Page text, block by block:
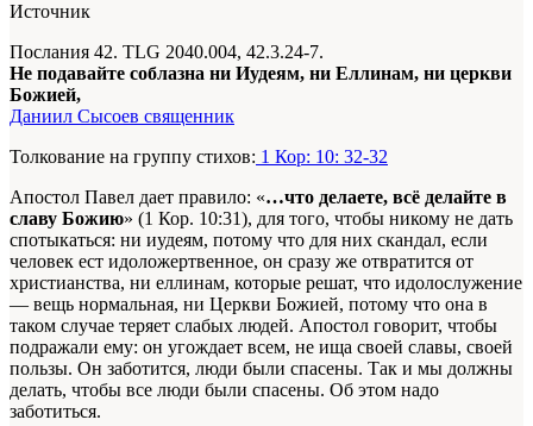
Источник
Послания 42. TLG 2040.004, 42.3.24-7.
Не подавайте соблазна ни Иудеям, ни Еллинам, ни церкви
Божией,
Даниил Сысоев священник
Толкование на группу стихов: 1 Кор: 10: 32-32
Апостол Павел дает правило: «…что делаете, всё делайте в
славу Божию» (1 Кор. 10:31), для того, чтобы никому не дать
спотыкаться: ни иудеям, потому что для них скандал, если
человек ест идоложертвенное, он сразу же отвратится от
христианства, ни еллинам, которые решат, что идолослужение
— вещь нормальная, ни Церкви Божией, потому что она в
таком случае теряет слабых людей. Апостол говорит, чтобы
подражали ему: он угождает всем, не ища своей славы, своей
пользы. Он заботится, люди были спасены. Так и мы должны
делать, чтобы все люди были спасены. Об этом надо
заботиться.